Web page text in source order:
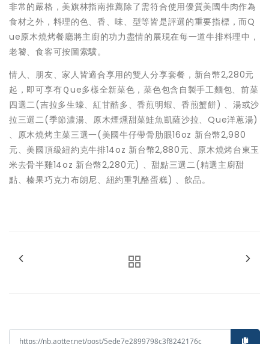
非常的嚴格，美旗林指南推薦除了需符合使用優質美國牛肉作為
食材之外，料理的色、香、味、型等皆是評選的重要指標，而Q
ue原木燒烤餐廳將主廚的功力盡情的展現在每一道牛排料理中，
老饕、食客可按圖索驥。
情人、朋友、家人皆適合享用的雙人分享套餐，新台幣2,280元
起，即可享有Ｑue多樣全新菜色，菜色包含自製手工麵包、前菜
四選二(吉拉多生蠔、紅甘酷多、香煎明蝦、香煎蟹餅) 、湯或沙
拉三選二(季節濃湯、原木煙燻甜菜鮭魚凱薩沙拉、Que洋蔥湯)
、原木燒烤主菜三選一(美國牛仔帶骨肋眼16oz 新台幣2,980
元、美國頂級紐約克牛排14oz 新台幣2,880元、原木燒烤台東玉
米去骨半雞14oz 新台幣2,280元) 、甜點三選二(精選主廚甜
點、榛果巧克力布朗尼、紐約重乳酪蛋糕) 、飲品。